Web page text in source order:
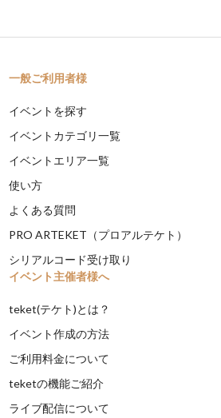
一般ご利用者様
イベントを探す
イベントカテゴリ一覧
イベントエリア一覧
使い方
よくある質問
PRO ARTEKET（プロアルテケト）
シリアルコード受け取り
イベント主催者様へ
teket(テケト)とは？
イベント作成の方法
ご利用料金について
teketの機能ご紹介
ライブ配信について